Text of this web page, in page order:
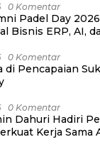
0 Komentar
Padel Day
Bisnis ERP, AI,
0 Komentar
di Pencapaian
0 Komentar
AAWC di
Kerja Sama